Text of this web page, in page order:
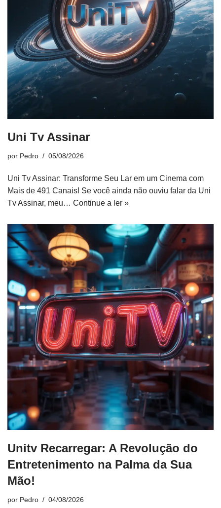
Uni Tv Assinar
por Pedro 05/08/2026
Uni Tv Assinar: Transforme Seu Lar em um Cinema com
Mais de 491 Canais! Se você ainda não ouviu falar da Uni
Tv Assinar, meu… Continue a ler »
Unitv Recarregar: A Revolução do
Entretenimento na Palma da Sua
Mão!
por Pedro 04/08/2026